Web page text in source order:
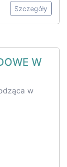
Szczegóły
W
w